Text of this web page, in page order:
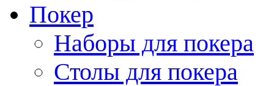
Покер
Наборы для покера
Столы для покера